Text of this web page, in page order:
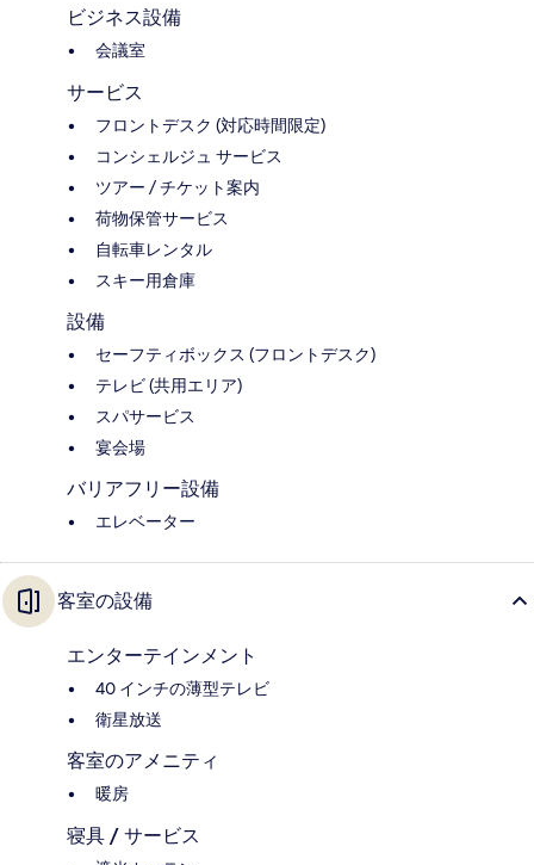
ビジネス設備
会議室
サービス
フロントデスク (対応時間限定)
コンシェルジュ サービス
ツアー / チケット案内
荷物保管サービス
自転車レンタル
スキー用倉庫
設備
セーフティボックス (フロントデスク)
テレビ (共用エリア)
スパサービス
宴会場
バリアフリー設備
エレベーター
客室の設備
エンターテインメント
40 インチの薄型テレビ
衛星放送
客室のアメニティ
暖房
寝具 / サービス